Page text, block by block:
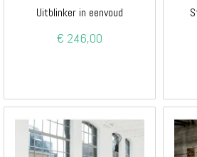
Uitblinker in eenvoud
€ 246,00